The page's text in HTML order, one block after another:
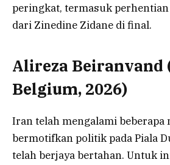
peringkat, termasuk
dari Zinedine Zidane di final.
Alireza Beiranvand
Belgium, 2026)
Iran telah mengalami beberapa
bermotifkan politik pada Piala
telah berjaya bertahan. Untuk